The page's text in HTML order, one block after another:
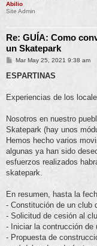
Abilio
Site Admin
Re: GUÍA: Como
un Skatepark
M
n
j
e
Mar May 25, 2021 9:38 am
ESPARTINAS
Experiencias de los
Nosotros en nuestro
Skatepark (hay unos
Hemos hecho varios
algunas ya han sido
esfuerzos realizados
skatepark.
En resumen, hasta la
- Constitución de un club
- Solicitud de cesión al
- Iniciar la contrucción de
- Propuesta de